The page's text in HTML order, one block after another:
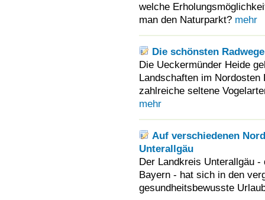
welche
man den Naturparkt? mehr
Die schönsten
Die Ueckermünder Heide
Landschaften im
zahlreiche seltene
mehr
Auf verschiedenen
Unterallgäu
Der Landkreis Unterallgäu -
Bayern - hat sich in den
gesundheitsbewusste